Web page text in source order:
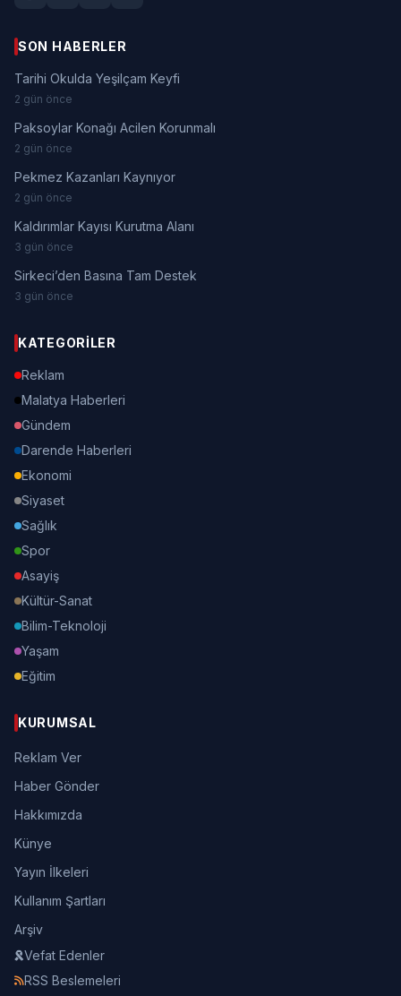
SON HABERLER
Tarihi Okulda Yeşilçam Keyfi
2 gün önce
Paksoylar Konağı Acilen Korunmalı
2 gün önce
Pekmez Kazanları Kaynıyor
2 gün önce
Kaldırımlar Kayısı Kurutma Alanı
3 gün önce
Sirkeci’den Basına Tam Destek
3 gün önce
KATEGORILER
Reklam
Malatya Haberleri
Gündem
Darende Haberleri
Ekonomi
Siyaset
Sağlık
Spor
Asayiş
Kültür-Sanat
Bilim-Teknoloji
Yaşam
Eğitim
KURUMSAL
Reklam Ver
Haber Gönder
Hakkımızda
Künye
Yayın İlkeleri
Kullanım Şartları
Arşiv
Vefat Edenler
RSS Beslemeleri